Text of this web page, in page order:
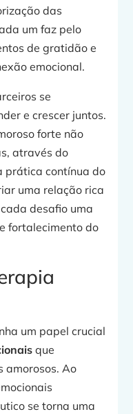
das
um faz pelo
de gratidão e
emocional.
se
e crescer juntos.
forte não
através do
prática contínua do
uma relação rica
desafio uma
fortalecimento do
um papel crucial
que
amorosos. Ao
se torna uma